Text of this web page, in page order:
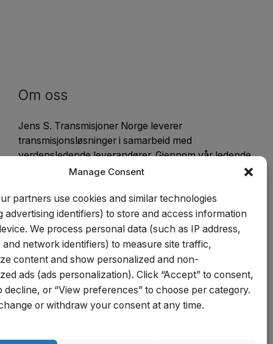
Manage Consent
partners use cookies and similar technologies
advertising identifiers) to store and access information
We process personal data (such as IP address,
and network identifiers) to measure site traffic,
content and show personalized and non-
ads (ads personalization). Click “Accept” to consent,
decline, or “View preferences” to choose per category.
or withdraw your consent at any time.
Om oss
Jens S. Transmisjoner Norge leverer
transmisjonsløsninger i samarbeid med
verdensledende leverandører. Gjennom vår ledende
posisjon i Skandinavia, samt fokusering på kvalitet
konkurransekraftige priser. Kunde-og
spesialtilpassede produkter tilvirker vi i vårt
mekaniske verksted.